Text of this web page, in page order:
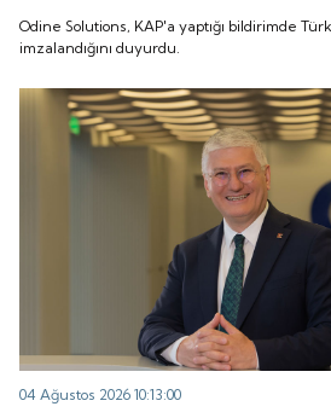
Odine Solutions, KAP'a yaptığı bildirimde
imzalandığını duyurdu.
04 Ağustos 2026 10:13:00